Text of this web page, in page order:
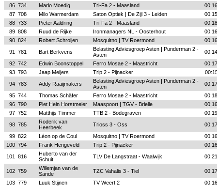
86 734 Marlo Moedig Tri-Fa 2 - Maasland
87 708 Milo Warmerdam Saton Optiek | De Zijl 3 - Leiden
88 733 Pieter Aaldring Tri-Fa 2 - Maasland
89 808 Ruud de Rijke Ironmanagers NL - Oosterhout
90 824 Robert Schroijen Mosquitno | TV Roermond
91
781 Bart Berkvens
Belasting Adviesgroep Asten | Punderman 2 -
Asten
92 742 Edwin Boonstoppel Ferro Mosae 2 - Maastricht
93 793 Jaap Meijers Trip 2 - Pijnacker
94 783 Addy Raaijmakers
Belasting Adviesgroep Asten | Punderman 2 -
Asten
95 744 Thomas Schäfer Ferro Mosae 2 - Maastricht
96 790 Piet Hein Horstmeier Maaspoort | TGV - Brielle
97 752 Matthijs Timmer TTB 2 - Bodegraven
98 785
Roderik van
Heerbeek
Trioss 3 - Oss
99 822 Léon op de Coul Mosquitno | TV Roermond
100 794 Frank Hengeveld Trip 2 - Pijnacker
101
816
Huberto van der
Schuit
TLV De Langstraat - Waalwijk
102 759
Willemjan van de
Sande
TZC Vahalis 3 - Tiel
103 779 Luuk Stijnen TV Weert 2